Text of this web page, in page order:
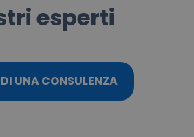
esperti
UNA CONSULENZA